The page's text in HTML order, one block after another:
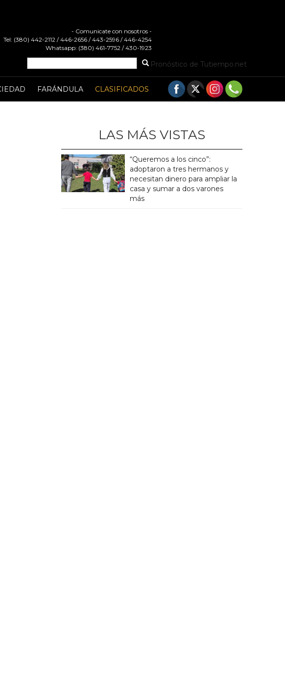
- Comunicate con nosotros -
Tel: (380) 442-2112 / 446-2656 / 443-2596 / 446-4254
Whatsapp: (380) 461-7752 / 430-1923
Pronóstico de Tutiempo.net
FARÁNDULA CLASIFICADOS
LAS MÁS VISTAS
“Queremos a los cinco”:
adoptaron a tres hermanos y
necesitan dinero para ampliar la
casa y sumar a dos varones
más